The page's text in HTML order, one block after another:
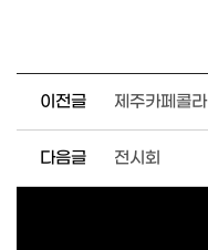
이전글 제주카페콜라
다음글 전시회